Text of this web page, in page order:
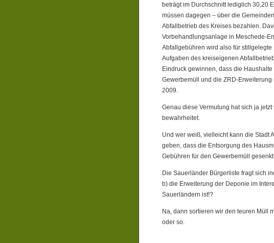
beträgt im Durchschnitt lediglich 30,20
müssen dagegen – über die
Abfallbetrieb des Kreises bezahlen.
Vorbehandlungsanlage in Meschede-
Abfallgebühren wird also für
Aufgaben des kreiseigenen
Eindruck gewinnen, dass die
Gewerbemüll und die ZRD-
2009.
Genau diese Vermutung hat sich ja
bewahrheitet.
Und wer weiß, vielleicht kann die Stadt
geben, dass die Entsorgung des
Gebühren für den Gewerbemüll
Die Sauerländer Bürgerliste fragt sich
b) die Erweiterung der Deponie im
Sauerländern ist!?
Na, dann sortieren wir den teuren Müll
oder so.